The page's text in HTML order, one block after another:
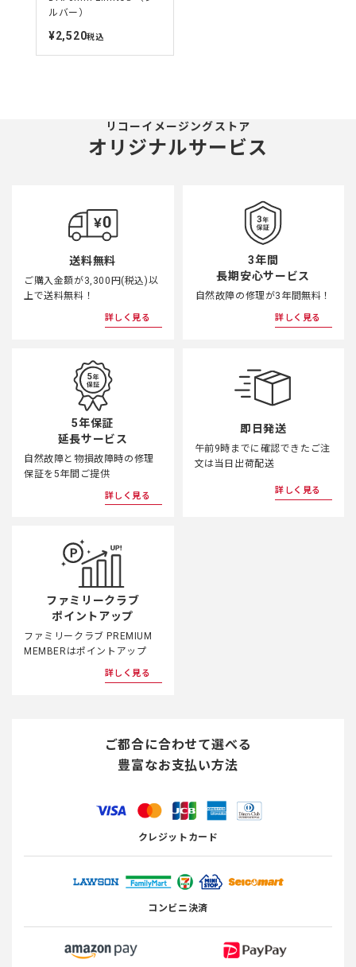
ルバー）
定
¥2,520税込
リコーイメージングストア
オリジナルサービス
送料無料
ご購入金額が3,300円(税込)以
上で送料無料！
詳しく見る
3年間
長期安心サービス
自然故障の修理が3年間無料！
詳しく見る
5年保証
延長サービス
自然故障と物損故障時の修理
保証を5年間ご提供
詳しく見る
即日発送
午前9時までに確認できたご注
文は当日出荷配送
詳しく見る
ファミリークラブ
ポイントアップ
ファミリークラブ PREMIUM
MEMBERはポイントアップ
詳しく見る
ご都合に合わせて選べる
豊富なお支払い方法
クレジットカード
コンビニ決済